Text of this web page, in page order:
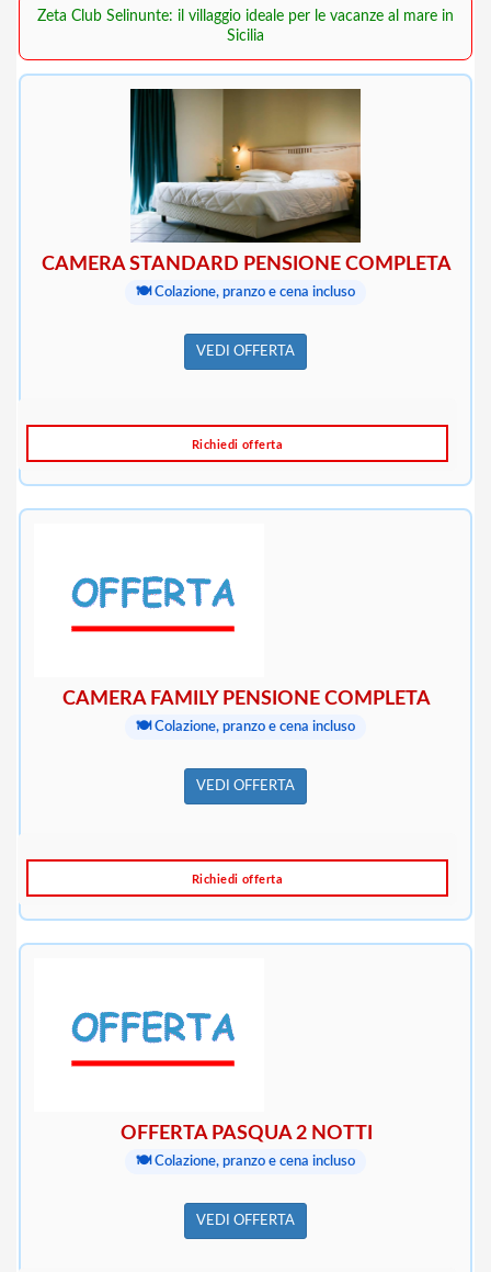
Zeta Club Selinunte: il villaggio ideale per le vacanze al mare in
Sicilia
CAMERA STANDARD PENSIONE COMPLETA
🍽️ Colazione, pranzo e cena incluso
VEDI OFFERTA
Richiedi offerta
CAMERA FAMILY PENSIONE COMPLETA
🍽️ Colazione, pranzo e cena incluso
VEDI OFFERTA
Richiedi offerta
OFFERTA PASQUA 2 NOTTI
🍽️ Colazione, pranzo e cena incluso
VEDI OFFERTA